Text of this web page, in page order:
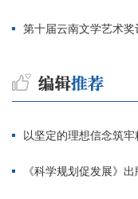
第十届云南文学艺术
以坚定的理想信念筑
《科学规划促发展》